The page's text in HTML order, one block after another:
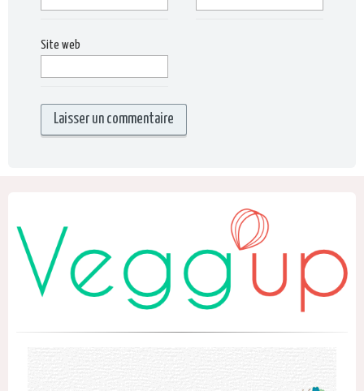
Site web